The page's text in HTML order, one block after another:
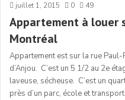
juillet 1, 2015 0 49
Appartement à louer
Montréal
Appartement est sur la rue
d’Anjou. C’est un 5 1/2 au 2e
laveuse, sécheuse. C’est un
près d’un parc, école et